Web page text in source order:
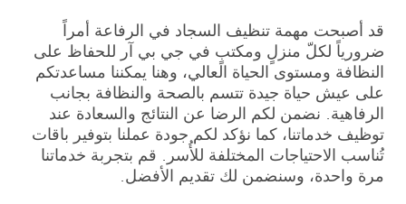
قد أصبحت مهمة تنظيف السجاد في الرفاعة أمراً
ضرورياً لكلّ منزلٍ ومكتبٍ في جي بي آر للحفاظ على
النظافة ومستوى الحياة العالي، وهنا يمكننا مساعدتكم
على عيش حياة جيدة تتسم بالصحة والنظافة بجانب
الرفاهية. نضمن لكم الرضا عن النتائج والسعادة عند
توظيف خدماتنا، كما نؤكد لكم جودة عملنا بتوفير باقات
تُناسب الاحتياجات المختلفة للأُسر. قم بتجربة خدماتنا
مرة واحدة، وسنضمن لك تقديم الأفضل.